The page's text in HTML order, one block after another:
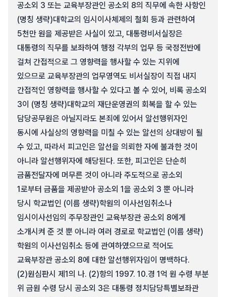
공소외 3 또는 교육부장관인 공소외 8의 직무에 속한 사항인
(명칭 생략)대학교의 임시이사체제의 철회 등과 관련하여
5천만 원을 제공받은 사실이 있고, 대통령비서실장은
대통령의 직무를 보좌하여 행정 각부의 업무 등 국정전반에
걸쳐 간접적으로 그 영향력을 행사할 수 있는 지위에
있으므로 교육부장관의 업무영역도 비서실장이 직접 내지
간접적인 영향력을 행사할 수 있다고 볼 수 있어, 비록 공소외
3이 (명칭 생략)대학교의 재단운영권의 회복을 할 수 있는
담당공무원은 아닐지라도 본죄에 있어서 알선행위자인
동시에 사실상의 영향력을 미칠 수 있는 알선의 상대방이 될
수 있고, 따라서 피고인은 알선을 의뢰한 자에 불과한 것이
아니라 알선행위자에 해당된다. 또한, 피고인은 단순히
금품전달자에 머무른 것이 아니라 주도적으로 공소외
1로부터 금품을 제공받아 공소외 1을 공소외 3 뿐 아니라
당시 학교법인 (이름 생략)학원의 이사선임취소나
임시이사선임의 주무장관인 교육부장관 공소외 8에게
소개시켜 준 것 뿐 아니라 여러 경로로 학교법인 (이름 생략)
학원의 이사선임취소 등에 관여하였으므로 적어도
교육부장관 공소외 8에 대한 알선행위자임이 명백하다.
(2)원심판시 제1의 나. (2)항의 1997. 10.경 1억 원 수령 부분
위 금원 수령 당시 공소외 3은 대통령 정치담당특별보좌관